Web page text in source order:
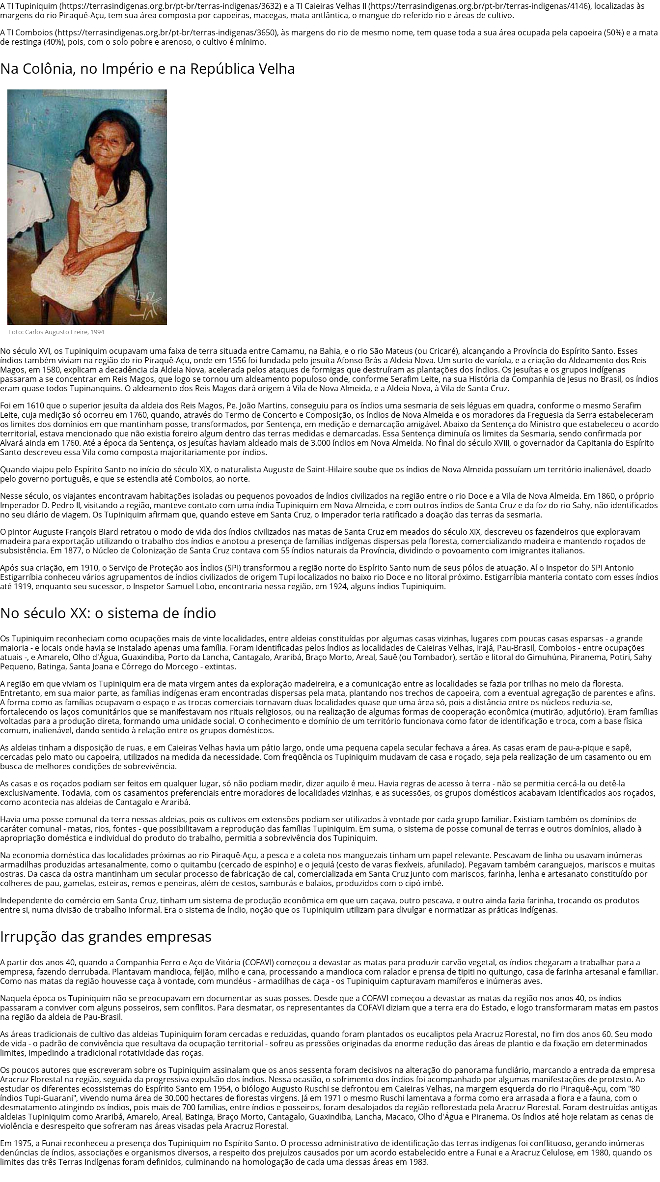
A TI Tupiniquim e a TI Caieiras Velhas II
, localizadas às
margens do rio Piraquê-Açu, tem sua área composta por capoeiras, macegas, mata antlântica, o mangue do referido rio e áreas de cultivo.
ATI Comboios
, às margens do rio de mesmo nome, tem quase toda a sua área ocupada pela capoeira (50%) e a mata
de restinga (40%), pois, com o solo pobre e arenoso, o cultivo é mínimo.
Na Colônia, no Império e na República Velha
Foto: Carlos Augusto Freire, 1994
No século XVI, os Tupiniquim ocupavam uma faixa de terra situada entre Camamu, na Bahia, e o rio São Mateus (ou Cricaré), alcançando a Província do Espírito Santo. Esses
índios também viviam na região do rio Piraquê-Açu, onde em 1556 foi fundada pelo jesuíta Afonso Brás a Aldeia Nova. Um surto de varíola, e a criação do Aldeamento dos Reis
Magos, em 1580, explicam a decadência da Aldeia Nova, acelerada pelos ataques de formigas que destruíram as plantações dos índios. Os jesuítas e os grupos indígenas
passaram a se concentrar em Reis Magos, que logo se tornou um aldeamento populoso onde, conforme Serafim Leite, na sua História da Companhia de Jesus no Brasil, os índios
eram quase todos Tupinanquins. O aldeamento dos Reis Magos dará origem à Vila de Nova Almeida, e a Aldeia Nova, à Vila de Santa Cruz.
Foi em 1610 que o superior jesuíta da aldeia dos Reis Magos, Pe. João Martins, conseguiu para os índios uma sesmaria de seis léguas em quadra, conforme o mesmo Serafim
Leite, cuja medição só ocorreu em 1760, quando, através do Termo de Concerto e Composição, os índios de Nova Almeida e os moradores da Freguesia da Serra estabeleceram
os limites dos domínios em que mantinham posse, transformados, por Sentença, em medição e demarcação amigável. Abaixo da Sentença do Ministro que estabeleceu o acordo
territorial, estava mencionado que não existia foreiro algum dentro das terras medidas e demarcadas. Essa Sentença diminuía os limites da Sesmaria, sendo confirmada por
Alvará ainda em 1760. Até a época da Sentença, os jesuítas haviam aldeado mais de 3.000 índios em Nova Almeida. No final do século XVIII, o governador da Capitania do Espírito
Santo descreveu essa Vila como composta majoritariamente por índios.
Quando viajou pelo Espírito Santo no início do século XIX, o naturalista Auguste de Saint-Hilaire soube que os índios de Nova Almeida possuíam um território inalienável, doado
pelo governo português, e que se estendia até Comboios, ao norte.
Nesse século, os viajantes encontravam habitações isoladas ou pequenos povoados de índios civilizados na região entre o rio Doce e a Vila de Nova Almeida. Em 1860, o próprio
Imperador D. Pedro II, visitando a região, manteve contato com uma índia Tupiniquim em Nova Almeida, e com outros índios de Santa Cruz e da foz do rio Sahy, não identificados
no seu diário de viagem. Os Tupiniquim afirmam que, quando esteve em Santa Cruz, o Imperador teria ratificado a doação das terras da sesmaria.
O pintor Auguste François Biard retratou o modo de vida dos índios civilizados nas matas de Santa Cruz em meados do século XIX, descreveu os fazendeiros que exploravam
madeira para exportação utilizando o trabalho dos índios e anotou a presença de famílias indígenas dispersas pela floresta, comercializando madeira e mantendo roçados de
subsistência. Em 1877, o Núcleo de Colonização de Santa Cruz contava com 55 índios naturais da Província, dividindo o povoamento com imigrantes italianos.
Após sua criação, em 1910, o Serviço de Proteção aos Índios (SPI) transformou a região norte do Espírito Santo num de seus pólos de atuação. Aí o Inspetor do SPI Antonio
Estigarríbia conheceu vários agrupamentos de índios civilizados de origem Tupi localizados no baixo rio Doce e no litoral próximo. Estigarríbia manteria contato com esses índios
até 1919, enquanto seu sucessor, o Inspetor Samuel Lobo, encontraria nessa região, em 1924, alguns índios Tupiniquim.
No século XX: o sistema de índio
Os Tupiniquim reconheciam como ocupações mais de vinte localidades, entre aldeias constituídas por algumas casas vizinhas, lugares com poucas casas esparsas - a grande
maioria - e locais onde havia se instalado apenas uma família. Foram identificadas pelos índios as localidades de Caieiras Velhas, Irajá, Pau-Brasil, Comboios - entre ocupações
atuais -, e Amarelo, Olho d'Água, Guaxindiba, Porto da Lancha, Cantagalo, Araribá, Braço Morto, Areal, Sauê (ou Tombador), sertão e litoral do Gimuhúna, Piranema, Potiri, Sahy
Pequeno, Batinga, Santa Joana e Córrego do Morcego - extintas.
A região em que viviam os Tupiniquim era de mata virgem antes da exploração madeireira, e a comunicação entre as localidades se fazia por trilhas no meio da floresta.
Entretanto, em sua maior parte, as famílias indígenas eram encontradas dispersas pela mata, plantando nos trechos de capoeira, com a eventual agregação de parentes e afins.
A forma como as famílias ocupavam o espaço e as trocas comerciais tornavam duas localidades quase que uma área só, pois a distância entre os núcleos reduzia-se,
fortalecendo os laços comunitários que se manifestavam nos rituais religiosos, ou na realização de algumas formas de cooperação econômica (mutirão, adjutório). Eram famílias
voltadas para a produção direta, formando uma unidade social. O conhecimento e domínio de um território funcionava como fator de identificação e troca, com a base física
comum, inalienável, dando sentido à relação entre os grupos domésticos.
As aldeias tinham a disposição de ruas, e em Caieiras Velhas havia um pátio largo, onde uma pequena capela secular fechava a área. As casas eram de pau-a-pique e sapê,
cercadas pelo mato ou capoeira, utilizados na medida da necessidade. Com freqüência os Tupiniquim mudavam de casa e roçado, seja pela realização de um casamento ou em
busca de melhores condições de sobrevivência.
As casas e os roçados podiam ser feitos em qualquer lugar, só não podiam medir, dizer aquilo é meu. Havia regras de acesso à terra - não se permitia cercá-la ou detê-la
exclusivamente. Todavia, com os casamentos preferenciais entre moradores de localidades vizinhas, e as sucessões, os grupos domésticos acabavam identificados aos roçados,
como acontecia nas aldeias de Cantagalo e Araribá.
Havia uma posse comunal da terra nessas aldeias, pois os cultivos em extensões podiam ser utilizados à vontade por cada grupo familiar. Existiam também os domínios de
caráter comunal - matas, rios, fontes - que possibilitavam a reprodução das famílias Tupiniquim. Em suma, o sistema de posse comunal de terras e outros domínios, aliado à
apropriação doméstica e individual do produto do trabalho, permitia a sobrevivência dos Tupiniquim.
Na economia doméstica das localidades próximas ao rio Piraquê-Açu, a pesca e a coleta nos manguezais tinham um papel relevante. Pescavam de linha ou usavam inúmeras
armadilhas produzidas artesanalmente, como o quitambu (cercado de espinho) e o jequiá (cesto de varas flexíveis, afunilado). Pegavam também caranguejos, mariscos e muitas
ostras. Da casca da ostra mantinham um secular processo de fabricação de cal, comercializada em Santa Cruz junto com mariscos, farinha, lenha e artesanato constituído por
colheres de pau, gamelas, esteiras, remos e peneiras, além de cestos, samburás e balaios, produzidos com o cipó imbé.
Independente do comércio em Santa Cruz, tinham um sistema de produção econômica em que um caçava, outro pescava, e outro ainda fazia farinha, trocando os produtos
entre si, numa divisão de trabalho informal. Era o sistema de índio, noção que os Tupiniquim utilizam para divulgar e normatizar as práticas indígenas.
Irrupção das grandes empresas
A partir dos anos 40, quando a Companhia Ferro e Aço de Vitória (COFAVI) começou a devastar as matas para produzir carvão vegetal, os índios chegaram a trabalhar para a
empresa, fazendo derrubada. Plantavam mandioca, feijão, milho e cana, processando a mandioca com ralador e prensa de tipiti no quitungo, casa de farinha artesanal e familiar.
Como nas matas da região houvesse caça à vontade, com mundéus - armadilhas de caça - os Tupiniquim capturavam mamíferos e inúmeras aves.
Naquela época os Tupiniquim não se preocupavam em documentar as suas posses. Desde que a COFAVI começou a devastar as matas da região nos anos 40, os índios
passaram a conviver com alguns posseiros, sem conflitos. Para desmatar, os representantes da COFAVI diziam que a terra era do Estado, e logo transformaram matas em pastos
na região da aldeia de Pau-Brasil.
As áreas tradicionais de cultivo das aldeias Tupiniquim foram cercadas e reduzidas, quando foram plantados os eucaliptos pela Aracruz Florestal, no fim dos anos 60. Seu modo
de vida - o padrão de convivência que resultava da ocupação territorial - sofreu as pressões originadas da enorme redução das áreas de plantio e da fixação em determinados
limites, impedindo a tradicional rotatividade das roças.
Os poucos autores que escreveram sobre os Tupiniquim assinalam que os anos sessenta foram decisivos na alteração do panorama fundiário, marcando a entrada da empresa
Aracruz Florestal na região, seguida da progressiva expulsão dos índios. Nessa ocasião, o sofrimento dos índios foi acompanhado por algumas manifestações de protesto. Ao
estudar os diferentes ecossistemas do Espírito Santo em 1954, o biólogo Augusto Ruschi se defrontou em Caieiras Velhas, na margem esquerda do rio Piraquê-Açu, com "80
índios Tupi-Guarani", vivendo numa área de 30.000 hectares de florestas virgens. Já em 1971 o mesmo Ruschi lamentava a forma como era arrasada a flora e a fauna, com o
desmatamento atingindo os índios, pois mais de 700 famílias, entre índios e posseiros, foram desalojados da região reflorestada pela Aracruz Florestal. Foram destruídas antigas
aldeias Tupiniquim como Araribá, Amarelo, Areal, Batinga, Braço Morto, Cantagalo, Guaxindiba, Lancha, Macaco, Olho d'Água e Piranema. Os índios até hoje relatam as cenas de
violência e desrespeito que sofreram nas áreas visadas pela Aracruz Florestal.
Em 1975, a Funai reconheceu a presença dos Tupiniquim no Espírito Santo. O processo administrativo de identificação das terras indígenas foi conflituoso, gerando inúmeras
denúncias de índios, associações e organismos diversos, a respeito dos prejuízos causados por um acordo estabelecido entre a Funai e a Aracruz Celulose, em 1980, quando os
limites das três Terras Indígenas foram definidos, culminando na homologação de cada uma dessas áreas em 1983.